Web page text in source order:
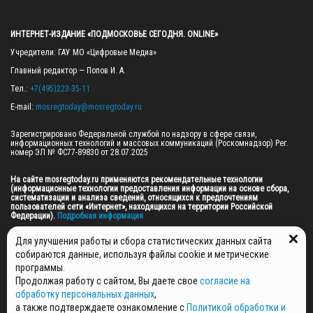
ИНТЕРНЕТ-ИЗДАНИЕ «ПОДМОСКОВЬЕ СЕГОДНЯ. ONLINE»
Учредители: ГАУ МО «Цифровые Медиа»
Главный редактор — Попов И. А.
Тел.: +7(495)223-35-11
E-mail: mosregtoday@mosregtoday.ru
Зарегистрировано Федеральной службой по надзору в сфере связи,
информационных технологий и массовых коммуникаций (Роскомнадзор) Рег.
номер ЭЛ № ФС77-89830 от 28.07.2025
На сайте mosregtoday.ru применяются рекомендательные технологии
(информационные технологии предоставления информации на основе сбора,
систематизации и анализа сведений, относящихся к предпочтениям
пользователей сети «Интернет», находящихся на территории Российской
Федерации). Подробная информация
© 2026 ПРАВА НА ВСЕ МАТЕРИАЛЫ САЙТА ПРИНАДЛЕЖАТ ГАУ МО "ЦИФРОВЫЕ
МЕДИА" (ОГРН: 1255000059467).
ПОЛИТИКА ОБРАБОТКИ И ЗАЩИТЫ ПЕРСОНАЛЬНЫХ ДАННЫХ
НОВОСТИ
Для улучшения работы и сбора статистических данных сайта
собираются данные, используя файлы cookie и метрические
программы.
Продолжая работу с сайтом, Вы даете свое согласие на
обработку персональных данных,
а также подтверждаете ознакомление с Политикой обработки и